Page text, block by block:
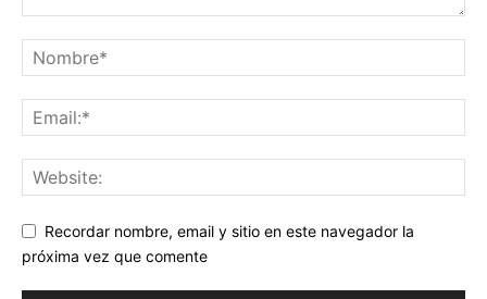
Recordar nombre, email y sitio en este navegador la
próxima vez que comente